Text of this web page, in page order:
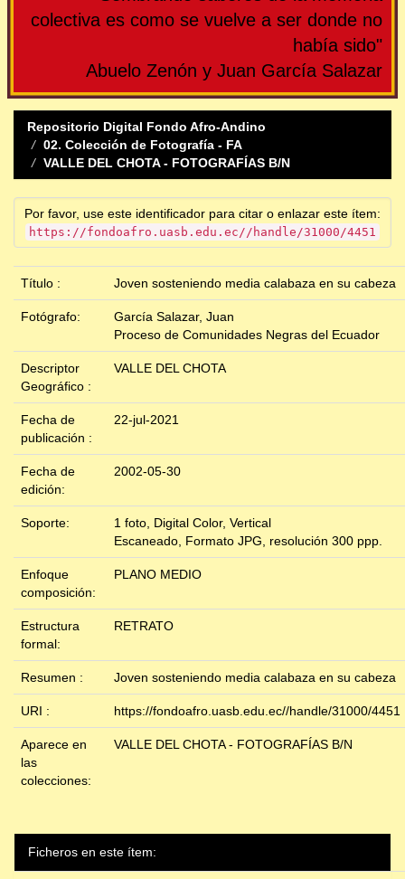
colectiva es como se vuelve a ser donde no
había sido"
Abuelo Zenón y Juan García Salazar
Repositorio Digital Fondo Afro-Andino
02. Colección de Fotografía - FA
VALLE DEL CHOTA - FOTOGRAFÍAS B/N
Por favor, use este identificador para citar o enlazar este ítem:
https://fondoafro.uasb.edu.ec//handle/31000/4451
Título : Joven sosteniendo media calabaza en su cabeza
Fotógrafo:
García Salazar, Juan
Proceso de Comunidades Negras del Ecuador
Descriptor
Geográfico :
VALLE DEL CHOTA
Fecha de
publicación :
22-jul-2021
Fecha de
edición:
2002-05-30
Soporte:
1 foto, Digital Color, Vertical
Escaneado, Formato JPG, resolución 300 ppp.
Enfoque
composición:
PLANO MEDIO
Estructura
formal:
RETRATO
Resumen : Joven sosteniendo media calabaza en su cabeza
URI : https://fondoafro.uasb.edu.ec//handle/31000/4451
Aparece en
las
colecciones:
VALLE DEL CHOTA - FOTOGRAFÍAS B/N
Ficheros en este ítem: